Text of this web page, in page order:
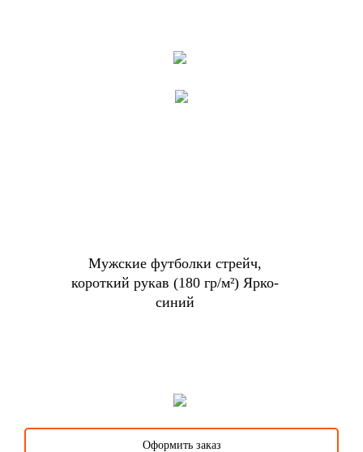
Мужские футболки стрейч,
короткий рукав (180 гр/м²) Ярко-
синий
Оформить заказ